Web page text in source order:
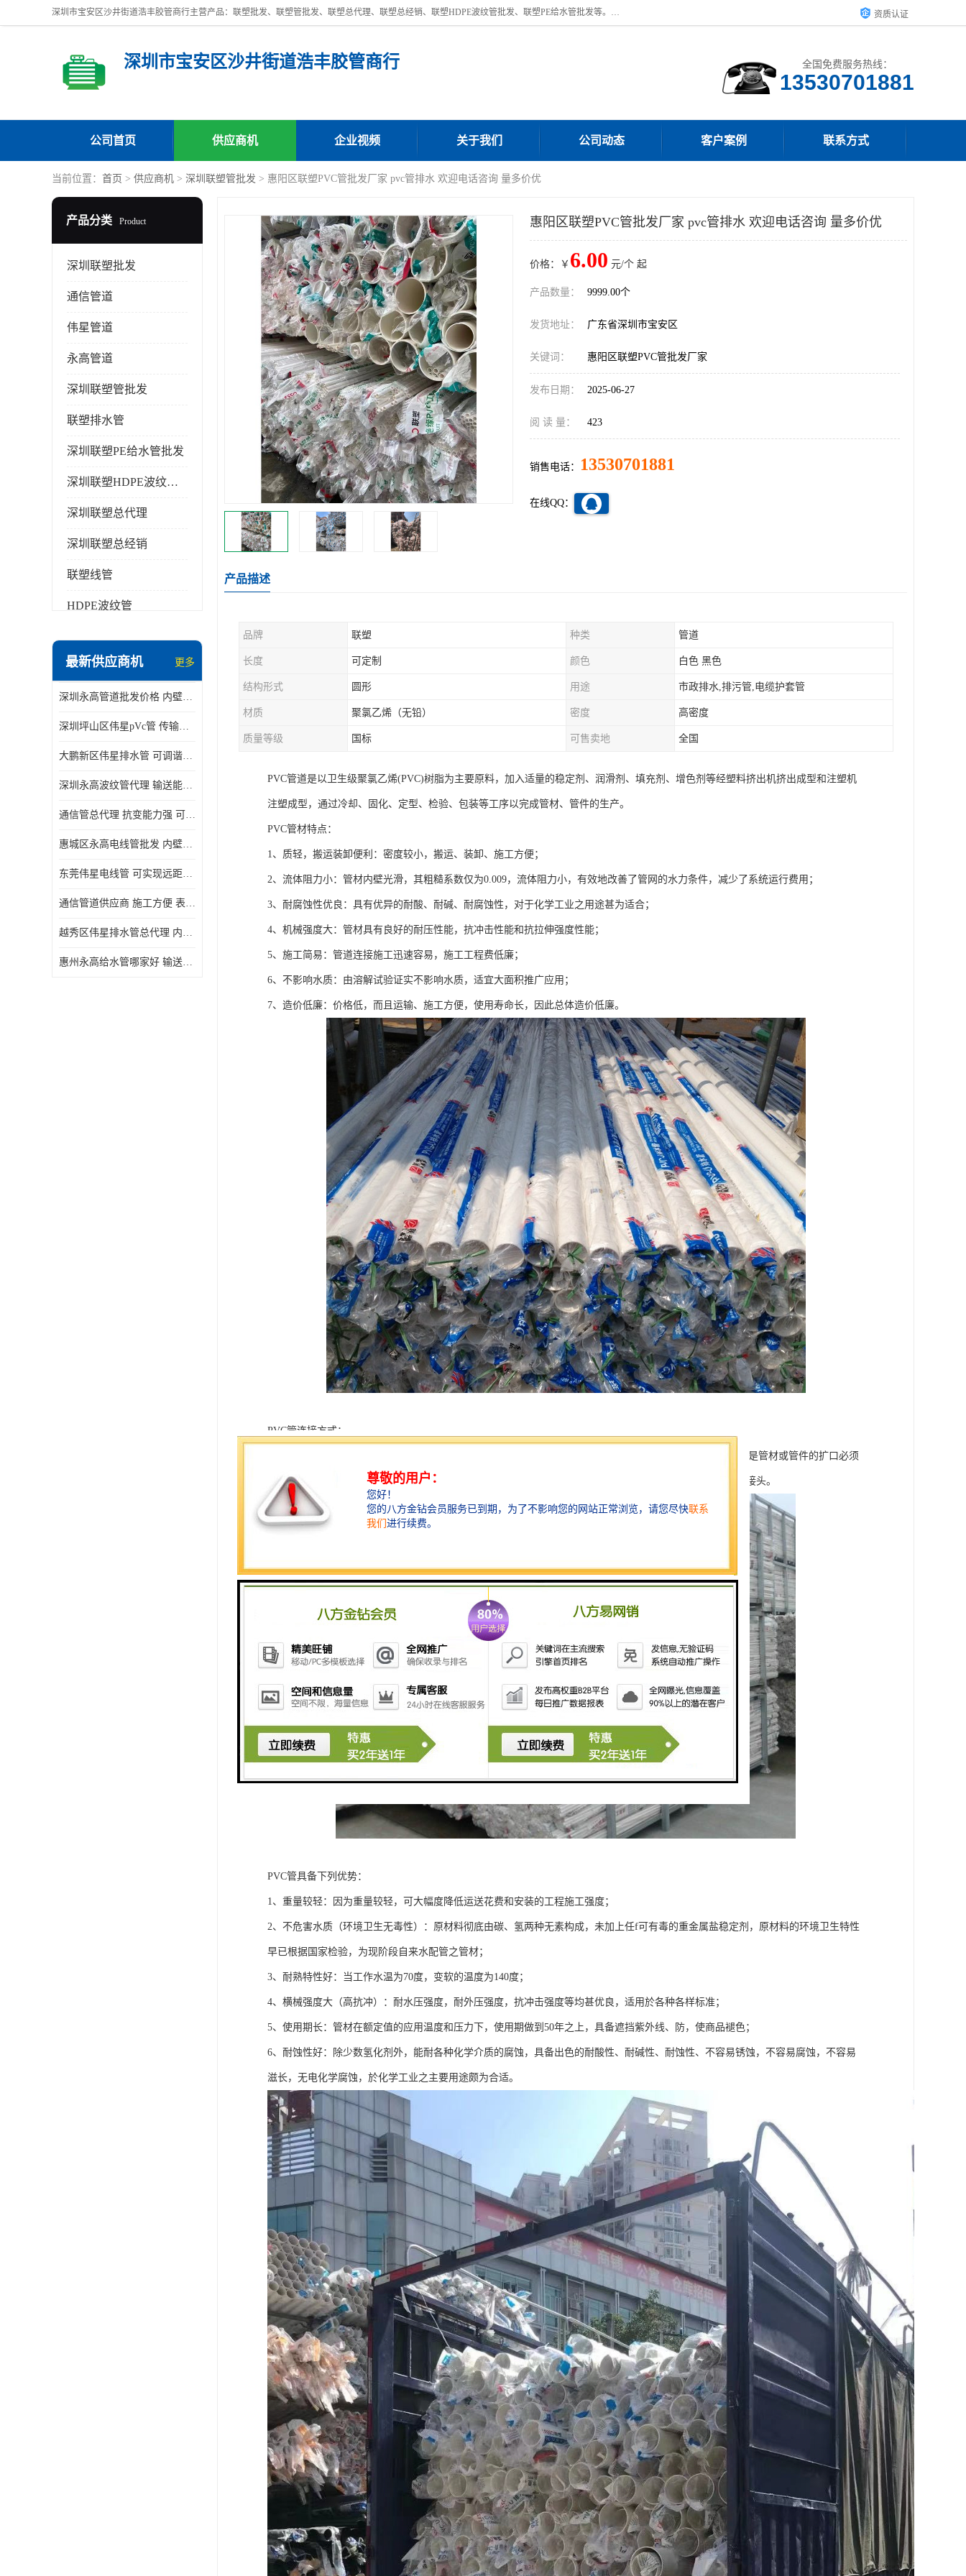
深圳市宝安区沙井街道浩丰胶管商行主营产品：联塑批发、联塑管批发、联塑总代理、联塑总经销、联塑HDPE波纹管批发、联塑PE给水管批发等。凭借服务以及多年的勤奋拼搏，发展成为一家销售各种管材管件，绝缘电工套管及配件等系列产品的贸易公司。公司秉承“顾客至上，锐意进取”的经营理念，坚持“客户至上”原则为广大客户提供的服务。欢迎惠顾！ 资质认证
深圳市宝安区沙井街道浩丰胶管商行 全国免费服务热线：
公司首页 供应商机 企业视频 关于我们 公司动态 客户案例 联系方式
当前位置： 首页 > 供应商机 > 深圳联塑管批发 > 惠阳区联塑PVC管批发厂家 pvc管排水 欢迎电话咨询 量多价优
产品分类 Product
深圳联塑批发
通信管道
伟星管道
永高管道
深圳联塑管批发
联塑排水管
深圳联塑PE给水管批发
深圳联塑HDPE波纹管批发
深圳联塑总代理
深圳联塑总经销
联塑线管
HDPE波纹管
最新供应商机 更多
深圳永高管道批发价格 内壁光滑 抗震性能好
深圳坪山区伟星pVc管 传输损耗小 频率稳定性好
大鹏新区伟星排水管 可调谐性好 大功率 效率高
深圳永高波纹管代理 输送能力强 可以承受高温
通信管总代理 抗变能力强 可耐强震 扭曲
惠城区永高电线管批发 内壁光滑 抗震性能好
东莞伟星电线管 可实现远距离通信 频率稳定性好
通信管道供应商 施工方便 表面电阻系数大
越秀区伟星排水管总代理 内部表面光滑 大功率 效率高
惠州永高给水管哪家好 输送能力强 方便施工和运输
惠阳区联塑PVC管批发厂家 pvc管排水 欢迎电话咨询 量多价优
价格：￥ 6.00 元/个 起
产品数量： 9999.00个
发货地址： 广东省深圳市宝安区
关键词： 惠阳区联塑PVC管批发厂家
发布日期： 2025-06-27
阅 读 量： 423
销售电话： 13530701881
在线QQ：
产品描述
品牌 联塑 种类 管道
长度 可定制 颜色 白色 黑色
结构形式 圆形 用途 市政排水,排污管,电缆护套管
材质 聚氯乙烯（无铅） 密度 高密度
质量等级 国标 可售卖地 全国
PVC管道是以卫生级聚氯乙烯(PVC)树脂为主要原料，加入适量的稳定剂、润滑剂、填充剂、增色剂等经塑料挤出机挤出成型和注塑机
注塑成型，通过冷却、固化、定型、检验、包装等工序以完成管材、管件的生产。
PVC管材特点：
1、质轻，搬运装卸便利：密度较小，搬运、装卸、施工方便；
2、流体阻力小：管材内壁光滑，其粗糙系数仅为0.009，流体阻力小，有效地改善了管网的水力条件，减少了系统运行费用；
3、耐腐蚀性优良：具有优异的耐酸、耐碱、耐腐蚀性，对于化学工业之用途甚为适合；
4、机械强度大：管材具有良好的耐压性能，抗冲击性能和抗拉伸强度性能；
5、施工简易：管道连接施工迅速容易，施工工程费低廉；
6、不影响水质：由溶解试验证实不影响水质，适宜大面积推广应用；
7、造价低廉：价格低，而且运输、施工方便，使用寿命长，因此总体造价低廉。
PVC管连接方式：
PVC与PVC链接一般用PVC胶水粘结，这种方式操作简便快捷，大口径管材也可使用弹性密封圈连接，但前提是管材或管件的扩口必须
是R型扩口而不是平扩。PVC与其他材质的管材链接：大口径管材使用法兰，小口径管材使用活接或者内外丝接头。
PVC管具备下列优势：
1、重量较轻：因为重量较轻，可大幅度降低运送花费和安装的工程施工强度；
2、不危害水质（环境卫生无毒性）：原材料彻底由碳、氢两种无素构成，未加上任f可有毒的重金属盐稳定剂，原材料的环境卫生特性
早已根据国家检验，为现阶段自来水配管之管材；
3、耐熟特性好：当工作水温为70度，变软的温度为140度；
4、横械强度大（高抗冲）：耐水压强度，耐外压强度，抗冲击强度等均甚优良，适用於各种各样标准；
5、使用期长：管材在额定值的应用温度和压力下，使用期做到50年之上，具备遮挡紫外线、防，使商品褪色；
6、耐蚀性好：除少数氢化剂外，能耐各种化学介质的腐蚀，具备出色的耐酸性、耐碱性、耐蚀性、不容易锈蚀，不容易腐蚀，不容易
滋长，无电化学腐蚀，於化学工业之主要用途颇为合适。